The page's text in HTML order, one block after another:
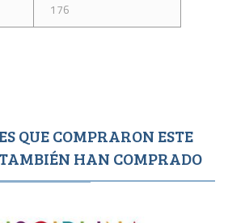
176
QUE COMPRARON ESTE
HAN COMPRADO